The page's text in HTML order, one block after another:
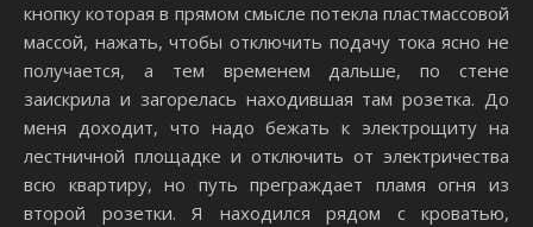
кнопку которая в прямом смысле потекла пластмассовой
массой, нажать, чтобы отключить подачу тока ясно не
получается, а тем временем дальше, по стене
заискрила и загорелась находившая там розетка. До
меня доходит, что надо бежать к электрощиту на
лестничной площадке и отключить от электричества
всю квартиру, но путь преграждает пламя огня из
второй розетки. Я находился рядом с кроватью,